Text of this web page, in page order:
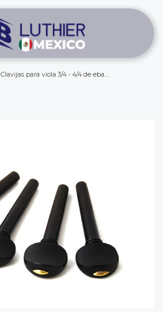
Clavijas para viola 3/4 - 4/4 de ebano. mod: swiss tipo ii